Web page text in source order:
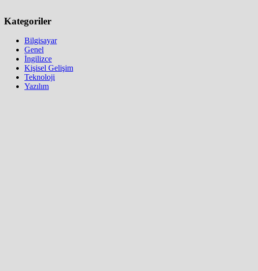
Kategoriler
Bilgisayar
Genel
İngilizce
Kişisel Gelişim
Teknoloji
Yazılım